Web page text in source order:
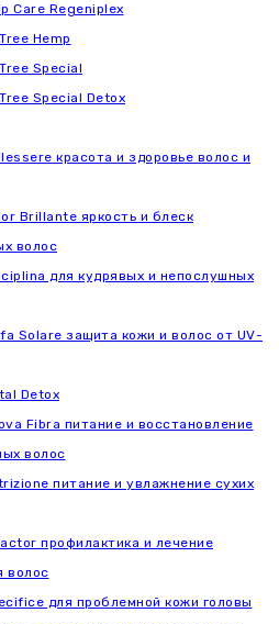
Care Regeniplex
Hemp
Special
Special Detox
красота и здоровье волос и
Brillante яркость и блеск
волос
для кудрявых и непослушных
Solare защита кожи и волос от UV-
Detox
Fibra питание и восстановление
волос
питание и увлажнение сухих
профилактика и лечение
волос
для проблемной кожи головы